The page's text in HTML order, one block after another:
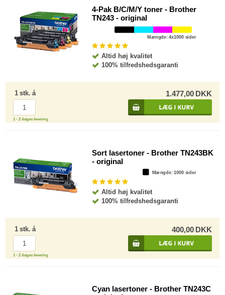
4-Pak B/C/M/Y toner - Brother
TN243 - original
Mængde: 4x1000 sider
Altid høj kvalitet
100% tilfredshedsgaranti
1 stk. á 1.477,00 DKK
1 - 2 dages levering
Sort lasertoner - Brother TN243BK
- original
Mængde: 1000 sider
Altid høj kvalitet
100% tilfredshedsgaranti
1 stk. á 400,00 DKK
1 - 2 dages levering
Cyan lasertoner - Brother TN243C